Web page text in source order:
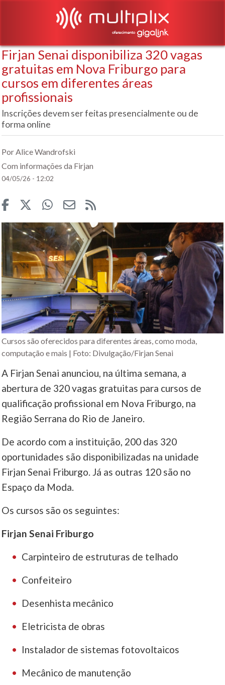
Firjan Senai disponibiliza 320 vagas
gratuitas em Nova Friburgo para
cursos em diferentes áreas
profissionais
Inscrições devem ser feitas presencialmente ou de
forma online
Por Alice Wandrofski
Com informações da Firjan
04/05/26 - 12:02
Cursos são oferecidos para diferentes áreas, como moda,
computação e mais | Foto: Divulgação/Firjan Senai
A Firjan Senai anunciou, na última semana, a
abertura de 320 vagas gratuitas para cursos de
qualificação profissional em Nova Friburgo, na
Região Serrana do Rio de Janeiro.
De acordo com a instituição, 200 das 320
oportunidades são disponibilizadas na unidade
Firjan Senai Friburgo. Já as outras 120 são no
Espaço da Moda.
Os cursos são os seguintes:
Firjan Senai Friburgo
Carpinteiro de estruturas de telhado
Confeiteiro
Desenhista mecânico
Eletricista de obras
Instalador de sistemas fotovoltaicos
Mecânico de manutenção